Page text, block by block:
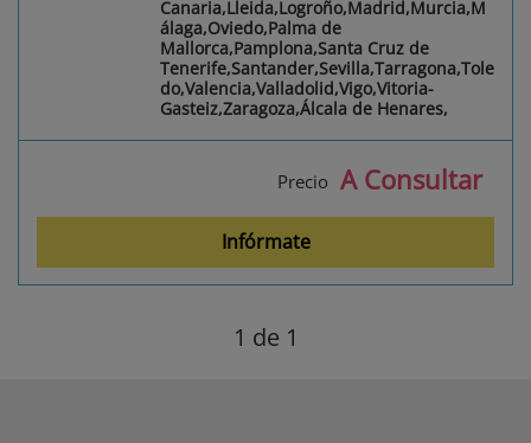
Canaria,Lleida,Logroño,Madrid,Murcia,M
álaga,Oviedo,Palma de
Mallorca,Pamplona,Santa Cruz de
Tenerife,Santander,Sevilla,Tarragona,Tole
do,Valencia,Valladolid,Vigo,Vitoria-
Gasteiz,Zaragoza,Álcala de Henares,
Precio A Consultar
Infórmate
1 de 1